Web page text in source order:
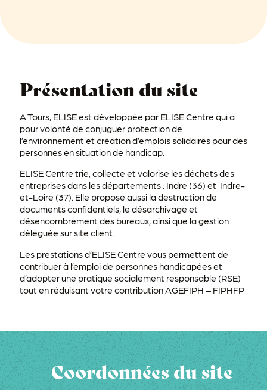
Présentation du site
A Tours, ELISE est développée par ELISE Centre qui a
pour volonté de conjuguer protection de
l’environnement et création d’emplois solidaires pour des
personnes en situation de handicap.
ELISE Centre trie, collecte et valorise les déchets des
entreprises dans les départements : Indre (36) et Indre-
et-Loire (37). Elle propose aussi la destruction de
documents confidentiels, le désarchivage et
désencombrement des bureaux, ainsi que la gestion
déléguée sur site client.
Les prestations d’ELISE Centre vous permettent de
contribuer à l’emploi de personnes handicapées et
d’adopter une pratique socialement responsable (RSE)
tout en réduisant votre contribution AGEFIPH – FIPHFP
Coordonnées du site